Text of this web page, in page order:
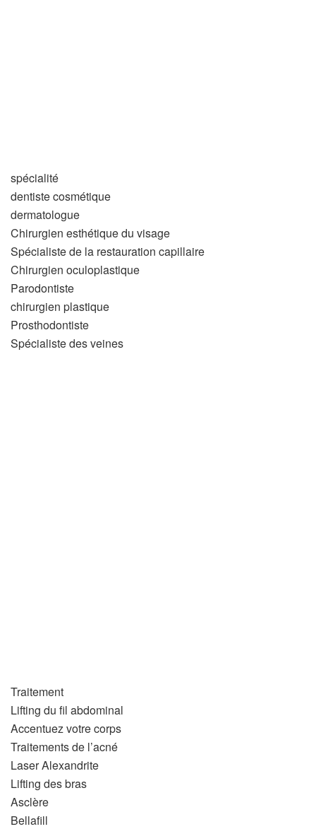
spécialité
dentiste cosmétique
dermatologue
Chirurgien esthétique du visage
Spécialiste de la restauration capillaire
Chirurgien oculoplastique
Parodontiste
chirurgien plastique
Prosthodontiste
Spécialiste des veines
Traitement
Lifting du fil abdominal
Accentuez votre corps
Traitements de l’acné
Laser Alexandrite
Lifting des bras
Asclère
Bellafill